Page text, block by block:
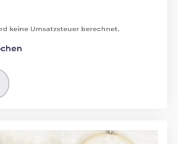
keine Umsatzsteuer berechnet.